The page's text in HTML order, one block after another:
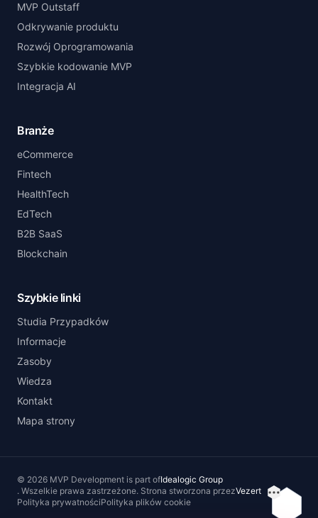
Spis
MVP Outstaff
Odkrywanie produktu
Rozwój Oprogramowania
Szybkie kodowanie MVP
Integracja AI
Branże
eCommerce
Fintech
HealthTech
EdTech
B2B SaaS
Blockchain
Szybkie linki
Studia Przypadków
Informacje
Zasoby
Wiedza
Kontakt
Mapa strony
© 2026 MVP Development is part ofIdealogic Group
. Wszelkie prawa zastrzeżone. Strona stworzona przezVezert
Polityka prywatnościPolityka plików cookie